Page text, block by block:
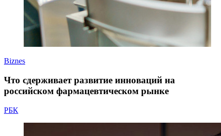
Biznes
Что сдерживает развитие инноваций на
российском фармацевтическом рынке
РБК